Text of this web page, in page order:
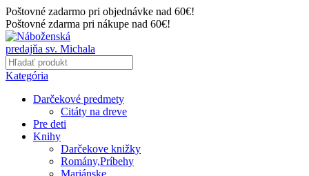
Poštovné zadarmo pri objednávke nad 60€!
Poštovné zdarma pri nákupe nad 60€!
Kategória
Darčekové predmety
Citáty na dreve
Pre deti
Knihy
Darčekove knižky
Romány,Príbehy
Mariánske